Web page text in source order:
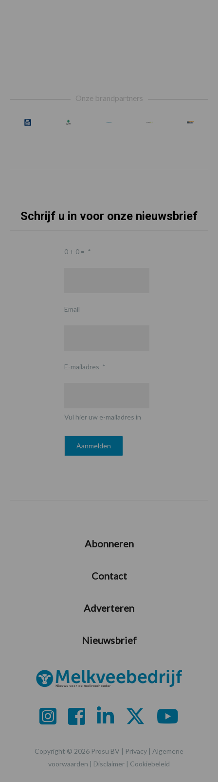
Onze brandpartners
Schrijf u in voor onze nieuwsbrief
0 + 0 = *
Email
E-mailadres *
Vul hier uw e-mailadres in
Abonneren
Contact
Adverteren
Nieuwsbrief
Copyright © 2026 Prosu BV | Privacy
Algemene
voorwaarden
Disclaimer Cookiebeleid